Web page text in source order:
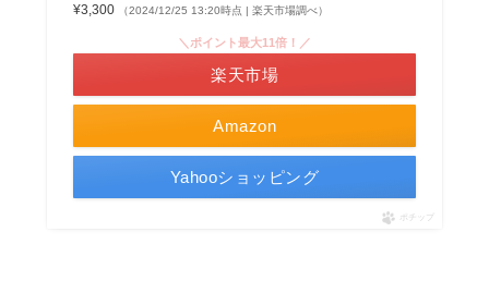
¥3,300
（2024/12/25 13:20時点 | 楽天市場調べ）
Amazon
＼ポイント最大11倍！／
楽天市場
Yahooショッピング
ポチップ